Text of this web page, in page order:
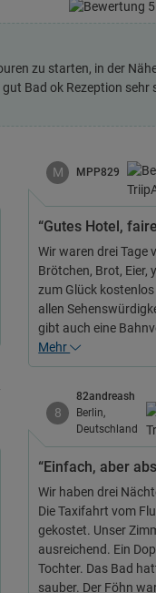
zu starten, in der
Bad ok Rezeption
M MPP829
“Gutes Hotel,
Wir waren drei Tage
Brötchen, Brot,
zum Glück
allen
gibt auch eine
Mehr
8
82andreash
Berlin,
Deutschland
“Einfach, aber
Wir haben drei
Die Taxifahrt vom
gekostet. Unser
ausreichend. Ein
Tochter. Das Bad
sauber. Der Föhn